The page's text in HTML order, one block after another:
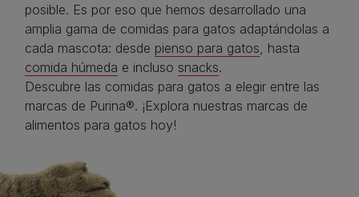
posible. Es por eso que hemos desarrollado una
amplia gama de comidas para gatos adaptándolas a
cada mascota: desde pienso para gatos, hasta
comida húmeda e incluso snacks.
Descubre las comidas para gatos a elegir entre las
marcas de Purina®. ¡Explora nuestras marcas de
alimentos para gatos hoy!